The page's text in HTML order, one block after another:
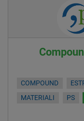
COMPOUND
MATERIALI
PS